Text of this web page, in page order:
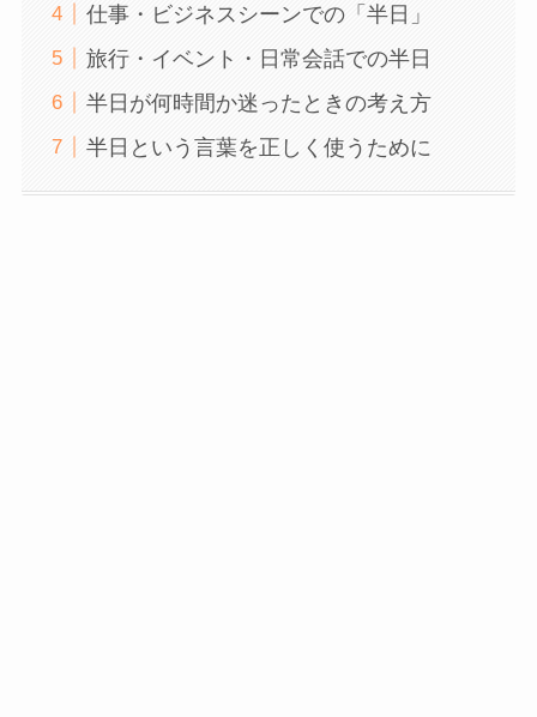
仕事・ビジネスシーンでの「半日」
旅行・イベント・日常会話での半日
半日が何時間か迷ったときの考え方
半日という言葉を正しく使うために